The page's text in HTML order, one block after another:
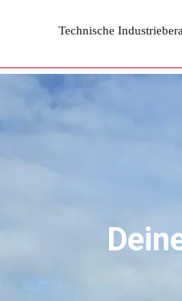
Technische